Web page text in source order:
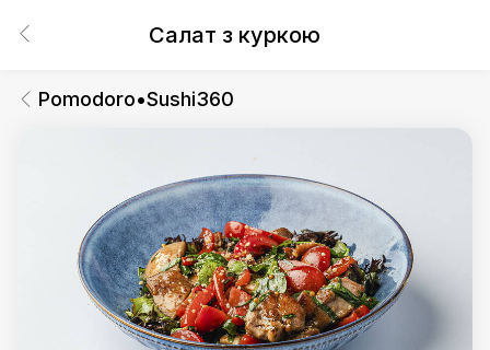
Салат з куркою
Pomodoro•Sushi360